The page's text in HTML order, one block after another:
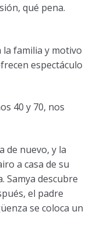
qué pena.
la familia y motivo
espectáculo
40 y 70, nos
de nuevo, y la
a casa de su
Samya descubre
el padre
se coloca un